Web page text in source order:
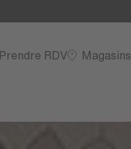
Prendre RDV Magasins